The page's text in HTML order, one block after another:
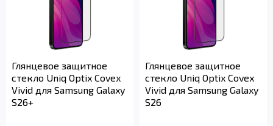
Глянцевое защитное
стекло Uniq Optix Covex
Vivid для Samsung Galaxy
S26+
Глянцевое защитное
стекло Uniq Optix Covex
Vivid для Samsung Galaxy
S26